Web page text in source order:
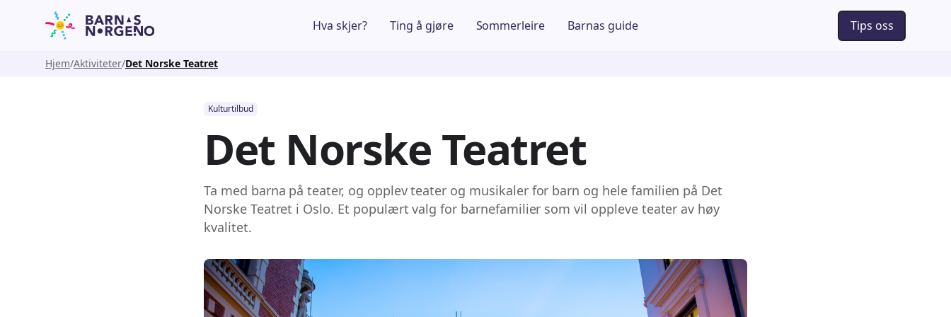
Hva skjer? Ting å gjøre Sommerleire Barnas guide Tips oss
Hjem Aktiviteter Det Norske Teatret
Kulturtilbud
Det Norske Teatret
Ta med barna på teater, og opplev teater og musikaler for barn og hele familien på Det
Norske Teatret i Oslo. Et populært valg for barnefamilier som vil oppleve teater av høy
kvalitet.